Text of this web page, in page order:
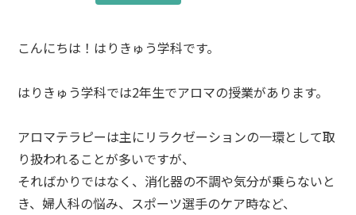
こんにちは！はりきゅう学科です。
はりきゅう学科では2年生でアロマの授業があります。
アロマテラピーは主にリラクゼーションの一環として取
り扱われることが多いですが、
そればかりではなく、消化器の不調や気分が乗らないと
き、婦人科の悩み、スポーツ選手のケア時など、